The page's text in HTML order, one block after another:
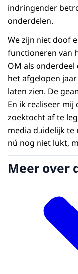
indringender
onderdelen.
We zijn niet doof
functioneren van
OM als onderdeel
het afgelopen
laten zien. De
En ik realiseer mij
zoektocht af te
media duidelijk te
nú nog niet lukt,
Meer over